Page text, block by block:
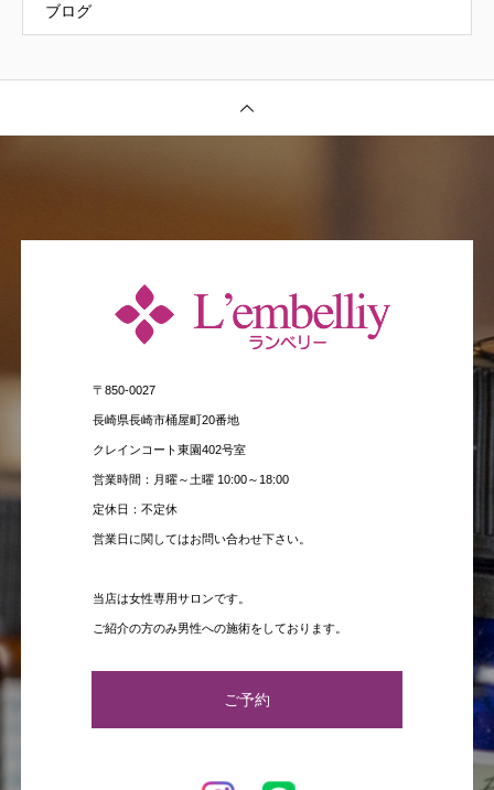
ブログ
〒850-0027
長崎県長崎市桶屋町20番地
クレインコート東園402号室
営業時間：月曜～土曜 10:00～18:00
定休日：不定休
営業日に関してはお問い合わせ下さい。
当店は女性専用サロンです。
ご紹介の方のみ男性への施術をしております。
ご予約